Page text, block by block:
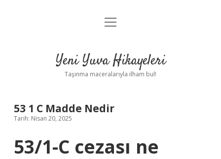
Anasayfa
Yasal Uyarı
menüyü
Yeni Yuva Hikayeleri
Taşınma maceralarıyla ilham bul!
53 1 C Madde Nedir
Tarih: Nisan 20, 2025
53/1-C cezası ne